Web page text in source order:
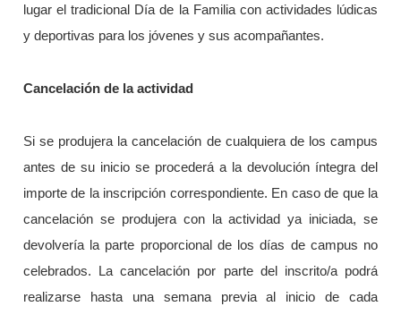
lugar el tradicional Día de la Familia con actividades lúdicas
y deportivas para los jóvenes y sus acompañantes.
Cancelación de la actividad
Si se produjera la cancelación de cualquiera de los campus
antes de su inicio se procederá a la devolución íntegra del
importe de la inscripción correspondiente. En caso de que la
cancelación se produjera con la actividad ya iniciada, se
devolvería la parte proporcional de los días de campus no
celebrados. La cancelación por parte del inscrito/a podrá
realizarse hasta una semana previa al inicio de cada